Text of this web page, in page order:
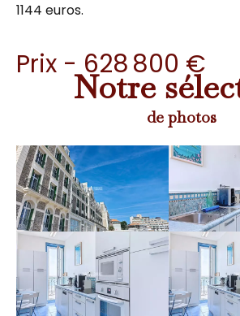
1144 euros.
Prix - 628 800 €
Notre
de photos